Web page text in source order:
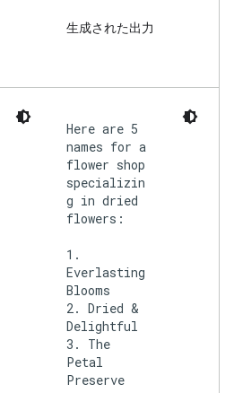
生成された出力
Here are 5
names for a
flower shop
specializin
g in dried
flowers:
1.
Everlasting
Blooms
2. Dried &
Delightful
3. The
Petal
Preserve